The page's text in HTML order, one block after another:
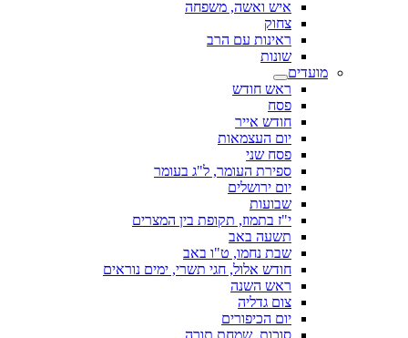
איש ואשה, משפחה
צחוק
ראינות עם הרב
שונות
מועדים
ראש חודש
פסח
חודש אייר
יום העצמאות
פסח שני
ספירת העומר, ל"ג בעומר
יום ירושלים
שבועות
י"ז בתמוז, תקופת בין המצרים
תשעה באב
שבת נחמו, ט"ו באב
חודש אלול, חגי תשרי, ימים נוראים
ראש השנה
צום גדליה
יום הכיפורים
סוכות, שמחת תורה